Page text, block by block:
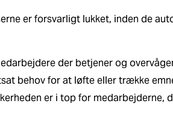
er forsvarligt lukket, inden de
der betjener og
behov for at løfte eller trække
er i top for medarbejderne,